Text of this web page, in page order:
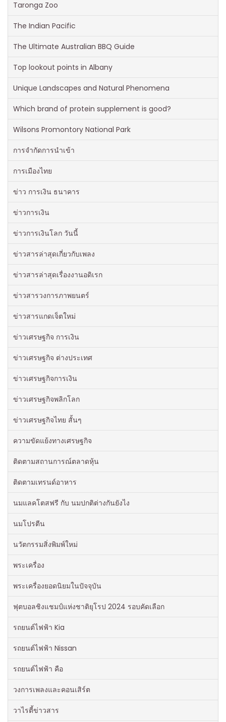
Taronga Zoo
The Indian Pacific
The Ultimate Australian BBQ Guide
Top lookout points in Albany
Unique Landscapes and Natural Phenomena
Which brand of protein supplement is good?
Wilsons Promontory National Park
การจำกัดการนำเข้า
การเมืองไทย
ข่าว การเงิน ธนาคาร
ข่าวการเงิน
ข่าวการเงินโลก วันนี้
ข่าวสารล่าสุดเกี่ยวกับเพลง
ข่าวสารล่าสุดเรื่องงานอดิเรก
ข่าวสารวงการภาพยนตร์
ข่าวสารแกดเจ็ตใหม่
ข่าวเศรษฐกิจ การเงิน
ข่าวเศรษฐกิจ ต่างประเทศ
ข่าวเศรษฐกิจการเงิน
ข่าวเศรษฐกิจพลิกโลก
ข่าวเศรษฐกิจไทย สั้นๆ
ความขัดแย้งทางเศรษฐกิจ
ติดตามสถานการณ์ตลาดหุ้น
ติดตามเทรนด์อาหาร
นมแลคโตสฟรี กับ นมปกติต่างกันยังไง
นมโปรตีน
นวัตกรรมสิ่งพิมพ์ใหม่
พระเครื่อง
พระเครื่องยอดนิยมในปัจจุบัน
ฟุตบอลชิงแชมป์แห่งชาติยุโรป 2024 รอบคัดเลือก
รถยนต์ไฟฟ้า Kia
รถยนต์ไฟฟ้า Nissan
รถยนต์ไฟฟ้า คือ
วงการเพลงและคอนเสิร์ต
วาไรตี้ข่าวสาร